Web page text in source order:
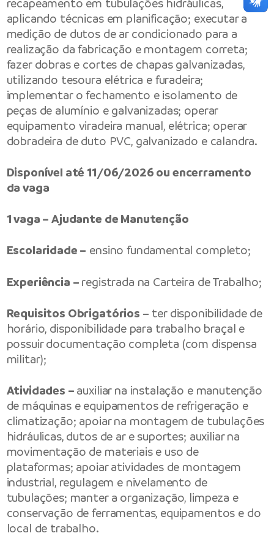
recapeamento em tubulações hidráulicas,
aplicando técnicas em planificação; executar a
medição de dutos de ar condicionado para a
realização da fabricação e montagem correta;
fazer dobras e cortes de chapas galvanizadas,
utilizando tesoura elétrica e furadeira;
implementar o fechamento e isolamento de
peças de alumínio e galvanizadas; operar
equipamento viradeira manual, elétrica; operar
dobradeira de duto PVC, galvanizado e calandra.
Disponível até 11/06/2026 ou encerramento
da vaga
1 vaga – Ajudante de Manutenção
Escolaridade – ensino fundamental completo;
Experiência – registrada na Carteira de Trabalho;
Requisitos Obrigatórios – ter disponibilidade de
horário, disponibilidade para trabalho braçal e
possuir documentação completa (com dispensa
militar);
Atividades – auxiliar na instalação e manutenção
de máquinas e equipamentos de refrigeração e
climatização; apoiar na montagem de tubulações
hidráulicas, dutos de ar e suportes; auxiliar na
movimentação de materiais e uso de
plataformas; apoiar atividades de montagem
industrial, regulagem e nivelamento de
tubulações; manter a organização, limpeza e
conservação de ferramentas, equipamentos e do
local de trabalho.